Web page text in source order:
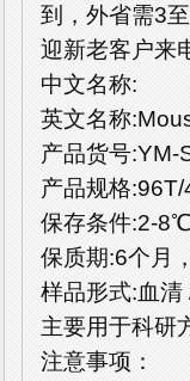
到，外省需3
迎新老客户来
中文名称:
英文名称
产品货号:YM-
产品规格
保存条件:2-
保质期:6个月
样品形式:血清
主要用于科研
注意事项：